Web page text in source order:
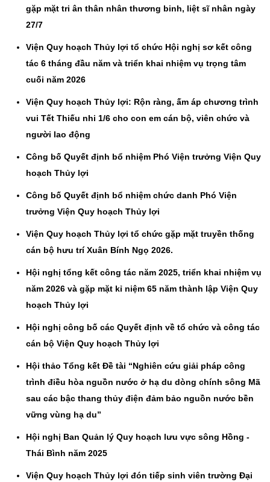
gặp mặt tri ân thân nhân thương binh, liệt sĩ nhân ngày
27/7
Viện Quy hoạch Thủy lợi tổ chức Hội nghị sơ kết công
tác 6 tháng đầu năm và triển khai nhiệm vụ trọng tâm
cuối năm 2026
Viện Quy hoạch Thủy lợi: Rộn ràng, ấm áp chương trình
vui Tết Thiếu nhi 1/6 cho con em cán bộ, viên chức và
người lao động
Công bố Quyết định bổ nhiệm Phó Viện trưởng Viện Quy
hoạch Thủy lợi
Công bố Quyết định bổ nhiệm chức danh Phó Viện
trưởng Viện Quy hoạch Thủy lợi
Viện Quy hoạch Thủy lợi tổ chức gặp mặt truyền thống
cán bộ hưu trí Xuân Bính Ngọ 2026.
Hội nghị tổng kết công tác năm 2025, triển khai nhiệm vụ
năm 2026 và gặp mặt kỉ niệm 65 năm thành lập Viện Quy
hoạch Thủy lợi
Hội nghị công bố các Quyết định về tổ chức và công tác
cán bộ Viện Quy hoạch Thủy lợi
Hội thảo Tổng kết Đề tài “Nghiên cứu giải pháp công
trình điều hòa nguồn nước ở hạ du dòng chính sông Mã
sau các bậc thang thủy điện đảm bảo nguồn nước bền
vững vùng hạ du”
Hội nghị Ban Quản lý Quy hoạch lưu vực sông Hồng -
Thái Bình năm 2025
Viện Quy hoạch Thủy lợi đón tiếp sinh viên trường Đại